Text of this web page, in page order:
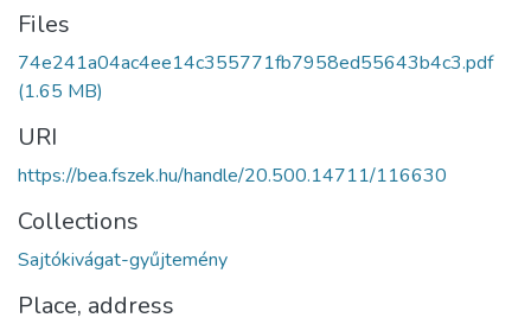
Files
74e241a04ac4ee14c355771fb7958ed55643b4c3.pdf
(1.65 MB)
URI
https://bea.fszek.hu/handle/20.500.14711/116630
Collections
Sajtókivágat-gyűjtemény
Place, address